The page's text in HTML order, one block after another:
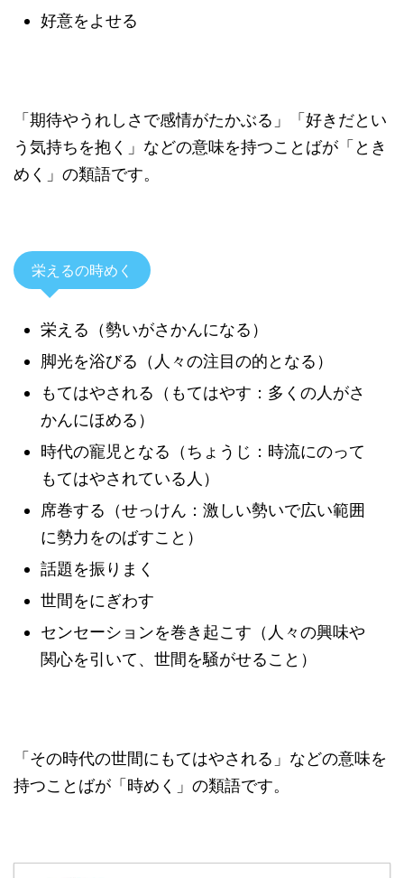
好意をよせる
「期待やうれしさで感情がたかぶる」「好きだとい
う気持ちを抱く」などの意味を持つことばが「とき
めく」の類語です。
栄えるの時めく
栄える（勢いがさかんになる）
脚光を浴びる（人々の注目の的となる）
もてはやされる（もてはやす：多くの人がさ
かんにほめる）
時代の寵児となる（ちょうじ：時流にのって
もてはやされている人）
席巻する（せっけん：激しい勢いで広い範囲
に勢力をのばすこと）
話題を振りまく
世間をにぎわす
センセーションを巻き起こす（人々の興味や
関心を引いて、世間を騒がせること）
「その時代の世間にもてはやされる」などの意味を
持つことばが「時めく」の類語です。